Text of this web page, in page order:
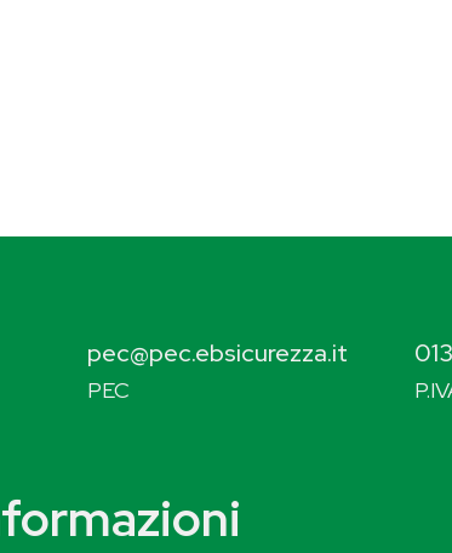
pec@pec.ebsicurezza.it
PEC